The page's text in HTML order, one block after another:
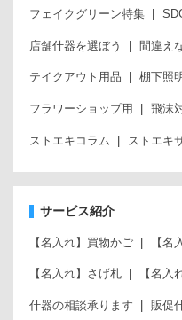
フェイクグリーン特集
店舗什器を選ぼう 間違え
テイクアウト用品 棚下照
フラワーショップ用 飛沫
ストエキコラム ストエキ
サービス紹介
【名入れ】買物かご 【名
【名入れ】さげ札 【名入
什器の相談承ります 販促